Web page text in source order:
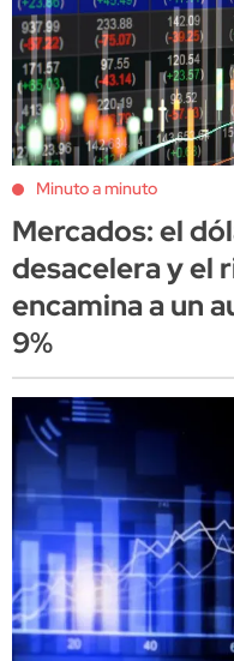
Minuto a minuto
Mercados: el
desacelera y el
encamina a un
9%